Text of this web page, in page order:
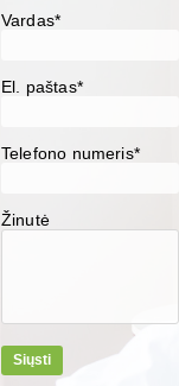
Vardas*
El. paštas*
Telefono numeris*
Žinutė
Siųsti